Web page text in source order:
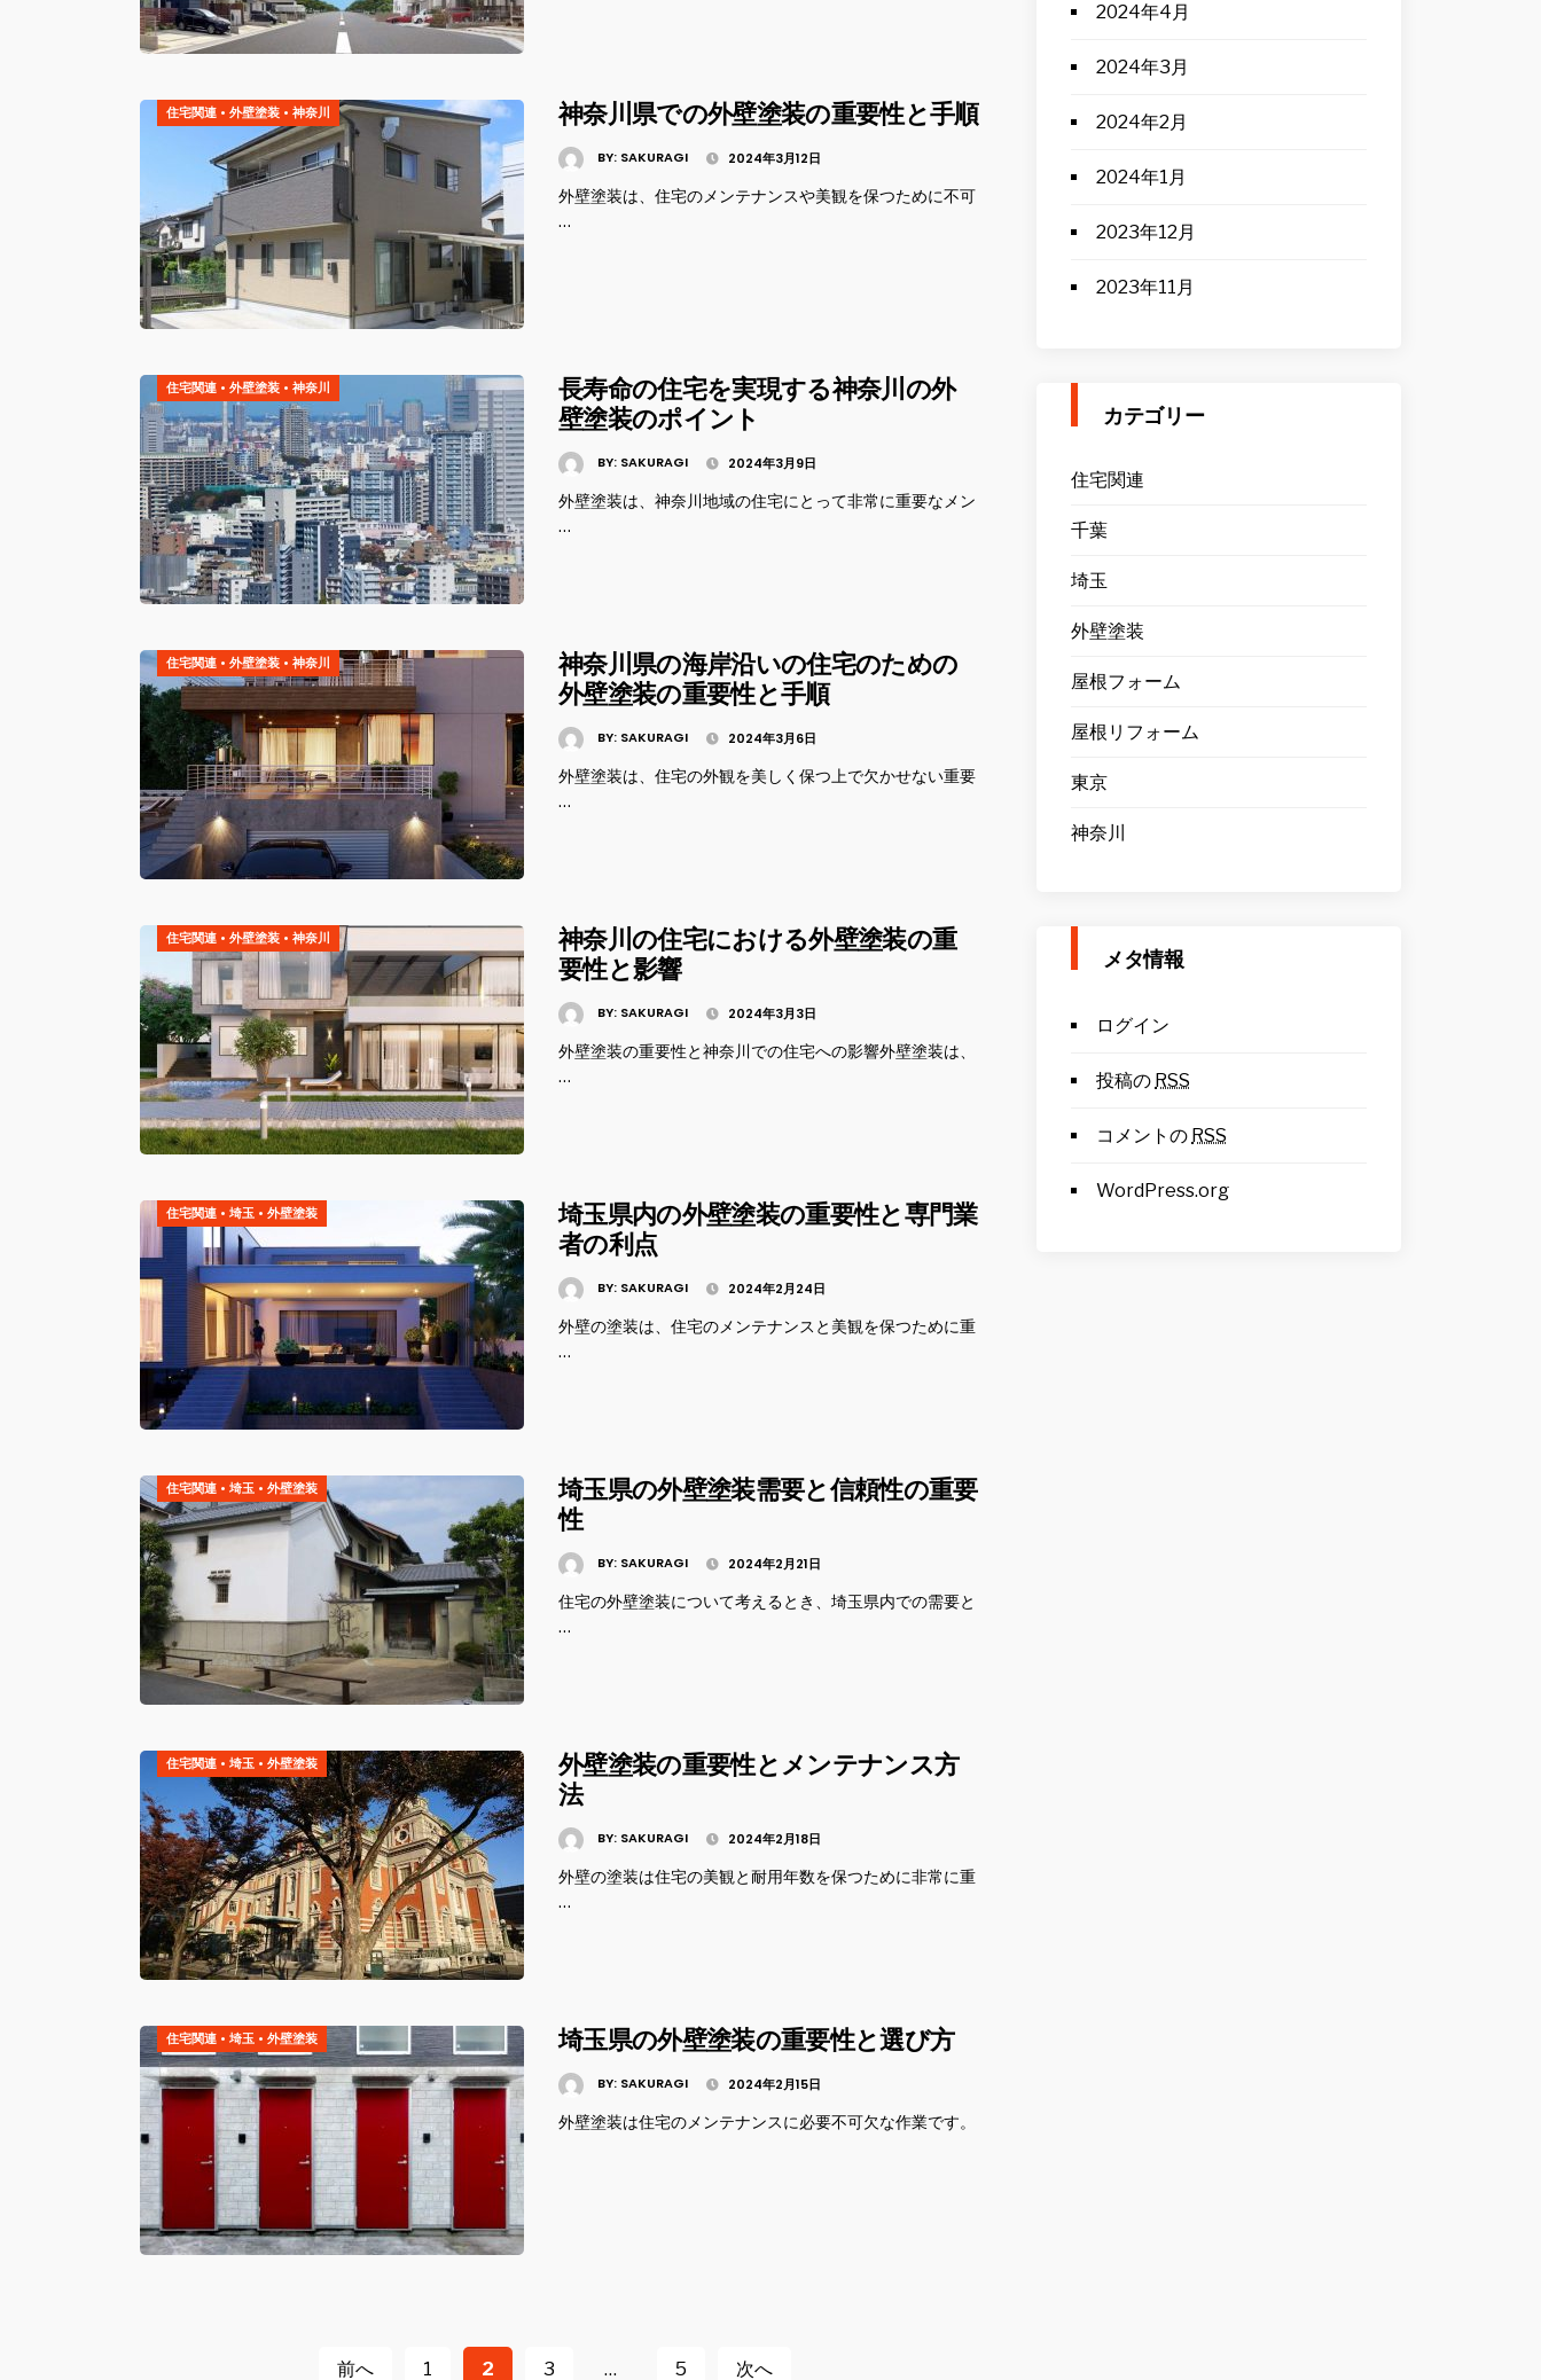
住宅関連 • 外壁塗装 • 神奈川 神奈川県での外壁塗装の重要性と手順
BY: SAKURAGI 2024年3月12日
外壁塗装は、住宅のメンテナンスや美観を保つために不可
…
住宅関連 • 外壁塗装 • 神奈川
長寿命の住宅を実現する神奈川の外
壁塗装のポイント
BY: SAKURAGI 2024年3月9日
外壁塗装は、神奈川地域の住宅にとって非常に重要なメン
…
住宅関連 • 外壁塗装 • 神奈川
神奈川県の海岸沿いの住宅のための
外壁塗装の重要性と手順
BY: SAKURAGI 2024年3月6日
外壁塗装は、住宅の外観を美しく保つ上で欠かせない重要
…
住宅関連 • 外壁塗装 • 神奈川
神奈川の住宅における外壁塗装の重
要性と影響
BY: SAKURAGI 2024年3月3日
外壁塗装の重要性と神奈川での住宅への影響外壁塗装は、
…
住宅関連 • 埼玉 • 外壁塗装
埼玉県内の外壁塗装の重要性と専門業
者の利点
BY: SAKURAGI 2024年2月24日
外壁の塗装は、住宅のメンテナンスと美観を保つために重
…
住宅関連 • 埼玉 • 外壁塗装
埼玉県の外壁塗装需要と信頼性の重要
性
BY: SAKURAGI 2024年2月21日
住宅の外壁塗装について考えるとき、埼玉県内での需要と
…
住宅関連 • 埼玉 • 外壁塗装
外壁塗装の重要性とメンテナンス方
法
BY: SAKURAGI 2024年2月18日
外壁の塗装は住宅の美観と耐用年数を保つために非常に重
…
住宅関連 • 埼玉 • 外壁塗装 埼玉県の外壁塗装の重要性と選び方
BY: SAKURAGI 2024年2月15日
外壁塗装は住宅のメンテナンスに必要不可欠な作業です。
前へ 1 2 3 … 5 次へ
2024年4月
2024年3月
2024年2月
2024年1月
2023年12月
2023年11月
カテゴリー
住宅関連
千葉
埼玉
外壁塗装
屋根フォーム
屋根リフォーム
東京
神奈川
メタ情報
ログイン
投稿の RSS
コメントの RSS
WordPress.org